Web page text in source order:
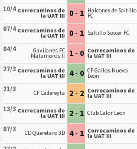
10/4 Correcaminos de
la UAT III 0 - 1 Halcones de Saltillo
FC
07/4 Correcaminos de
la UAT III 0 - 1 Saltillo Soccer FC
04/4
Gavilanes FC
Matamoros II 1 - 0 Correcaminos de
la UAT III
27/3 Correcaminos de
la UAT III 4 - 0 CF Gallos Nuevo
Leon
21/3 CF Cadereyta 2 - 2 Correcaminos de
la UAT III
13/3 Correcaminos de
la UAT III 2 - 1 Club Calor Leon
07/3 CD Queretaro 3D 4 - 1 Correcaminos de
la UAT III